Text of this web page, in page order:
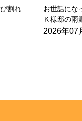
割れ
お世話にな
Ｋ様邸の雨
2026年07